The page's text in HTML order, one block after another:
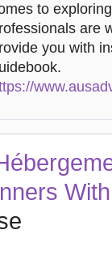
to
are
you with